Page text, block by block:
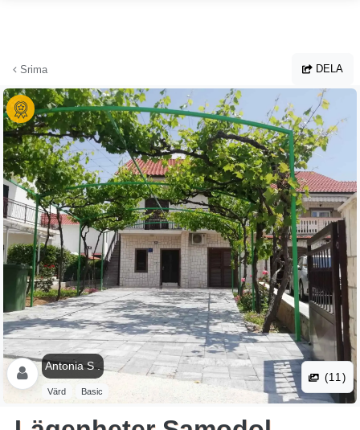
Srima DELA
Antonia S .
Värd Basic
(11)